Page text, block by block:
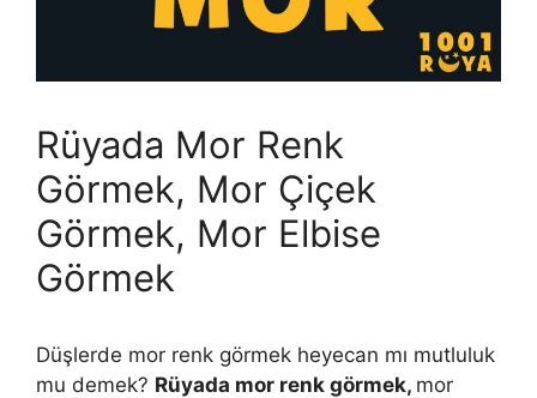
Rüyada Mor Renk
Görmek, Mor Çiçek
Görmek, Mor Elbise
Görmek
Düşlerde mor renk görmek heyecan mı mutluluk
mu demek? Rüyada mor renk görmek, mor